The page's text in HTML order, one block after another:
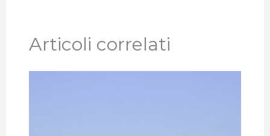
Articoli correlati